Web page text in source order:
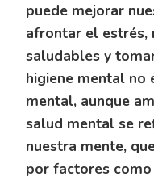
puede mejorar
afrontar el estrés,
saludables y
higiene mental no
mental, aunque
salud mental se
nuestra mente,
por factores